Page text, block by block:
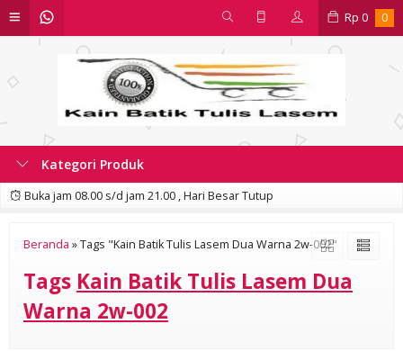
Rp 0 0
Kategori Produk
Buka jam 08.00 s/d jam 21.00 , Hari Besar Tutup
Beranda »Tags "Kain Batik Tulis Lasem Dua Warna 2w-002"
Tags Kain Batik Tulis Lasem Dua
Warna 2w-002